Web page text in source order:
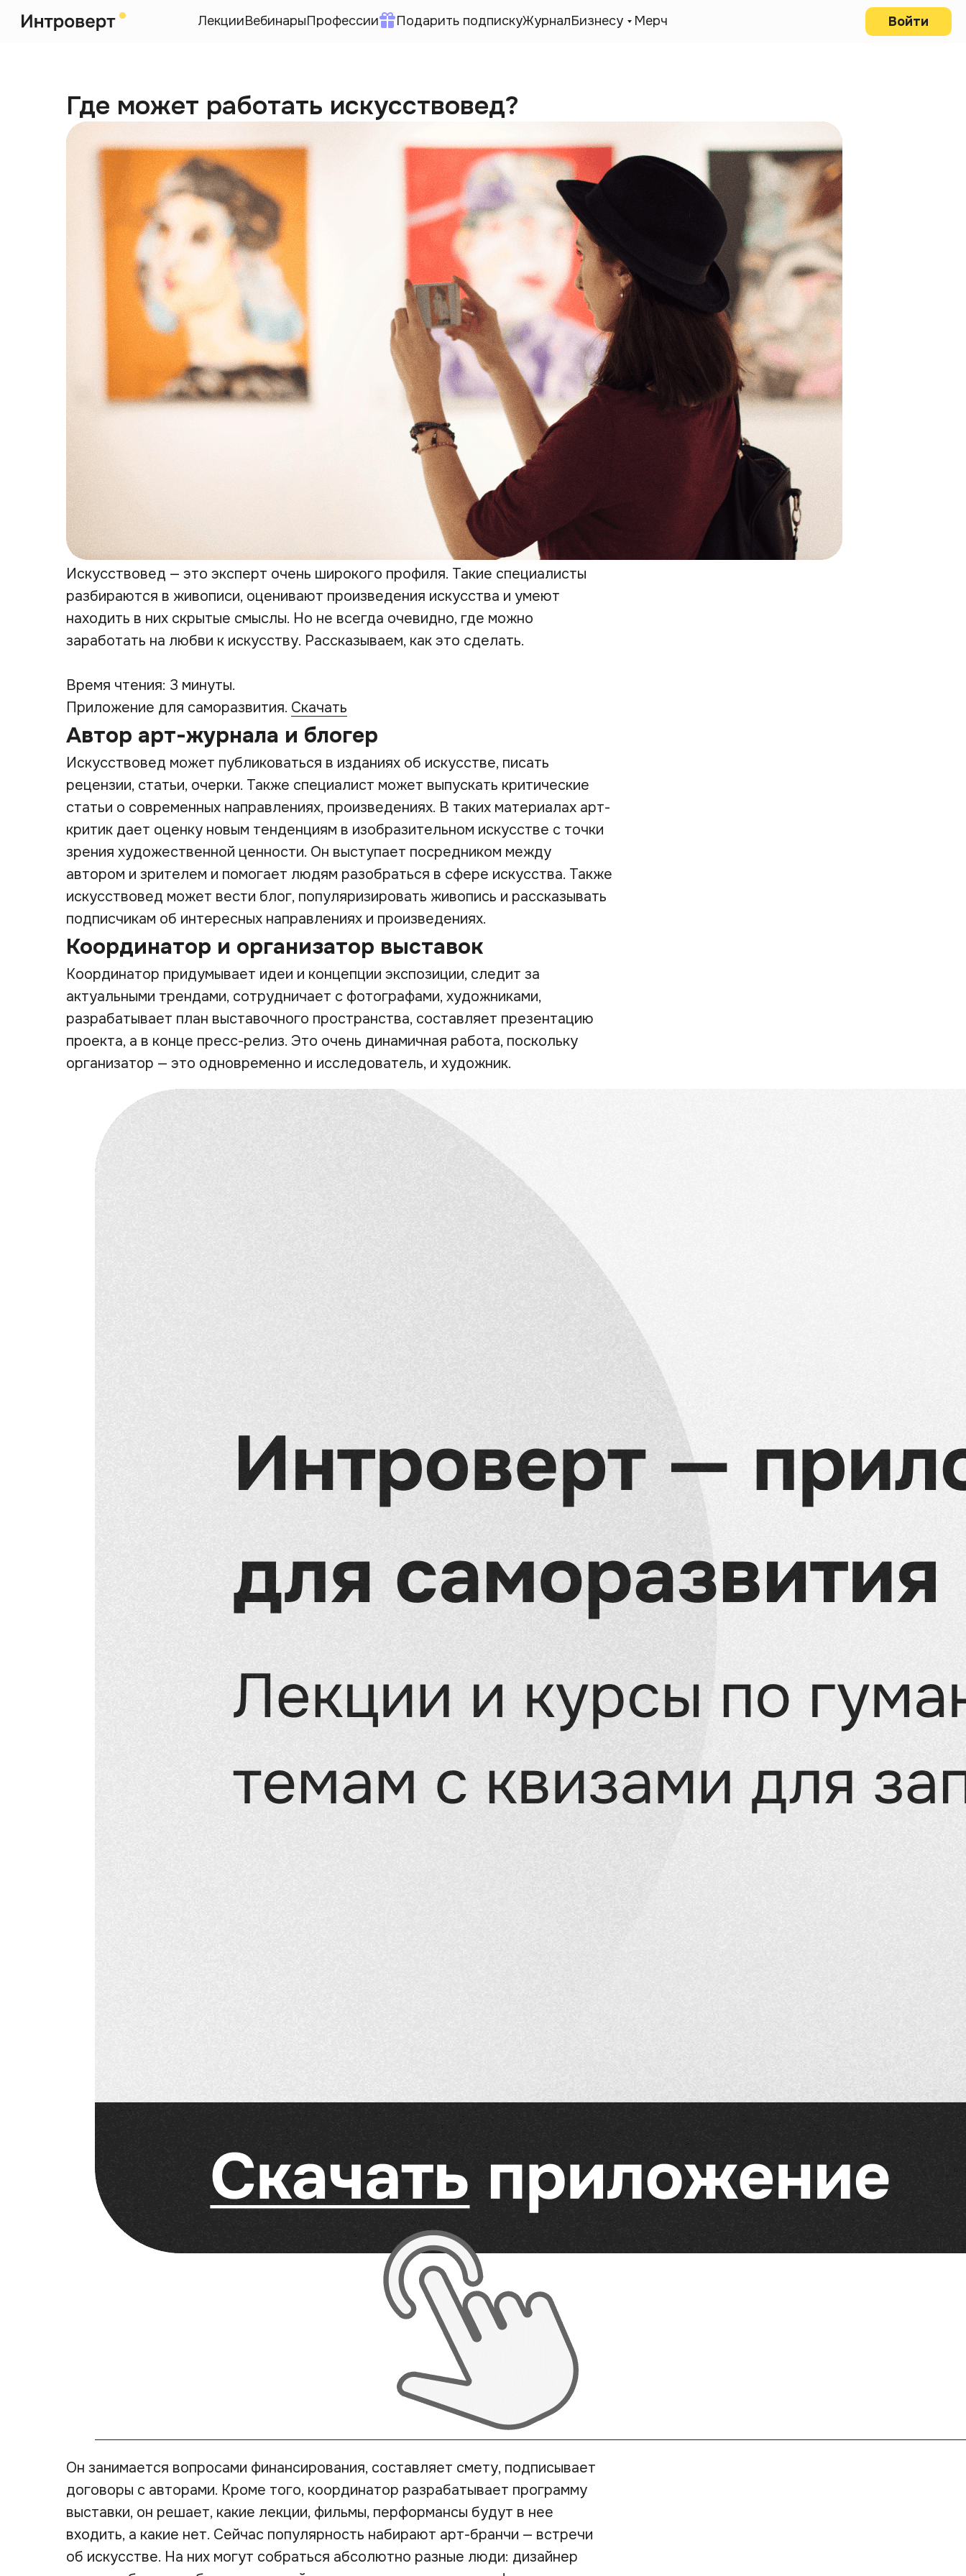
ЛекцииВебинарыПрофессии Подарить подпискуЖурналБизнесу Мерч Войти
Где может работать искусствовед?
Искусствовед — это эксперт очень широкого профиля. Такие специалисты
разбираются в живописи, оценивают произведения искусства и умеют
находить в них скрытые смыслы. Но не всегда очевидно, где можно
заработать на любви к искусству. Рассказываем, как это сделать.
Время чтения: 3 минуты.
Приложение для саморазвития. Скачать
Автор арт-журнала и блогер
Искусствовед может публиковаться в изданиях об искусстве, писать
рецензии, статьи, очерки. Также специалист может выпускать критические
статьи о современных направлениях, произведениях. В таких материалах арт-
критик дает оценку новым тенденциям в изобразительном искусстве с точки
зрения художественной ценности. Он выступает посредником между
автором и зрителем и помогает людям разобраться в сфере искусства. Также
искусствовед может вести блог, популяризировать живопись и рассказывать
подписчикам об интересных направлениях и произведениях.
Координатор и организатор выставок
Координатор придумывает идеи и концепции экспозиции, следит за
актуальными трендами, сотрудничает с фотографами, художниками,
разрабатывает план выставочного пространства, составляет презентацию
проекта, а в конце пресс-релиз. Это очень динамичная работа, поскольку
организатор — это одновременно и исследователь, и художник.
Он занимается вопросами финансирования, составляет смету, подписывает
договоры с авторами. Кроме того, координатор разрабатывает программу
выставки, он решает, какие лекции, фильмы, перформансы будут в нее
входить, а какие нет. Сейчас популярность набирают арт-бранчи — встречи
об искусстве. На них могут собраться абсолютно разные люди: дизайнер